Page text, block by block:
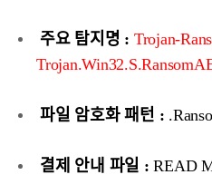
주요 탐지명 : Trojan-
파일 암호화 패턴 :
결제 안내 파일 : READ